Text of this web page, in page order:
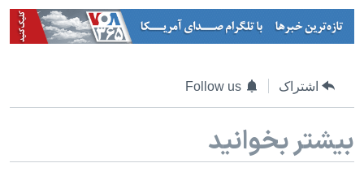
اشتراک Follow us
بیشتر بخوانید